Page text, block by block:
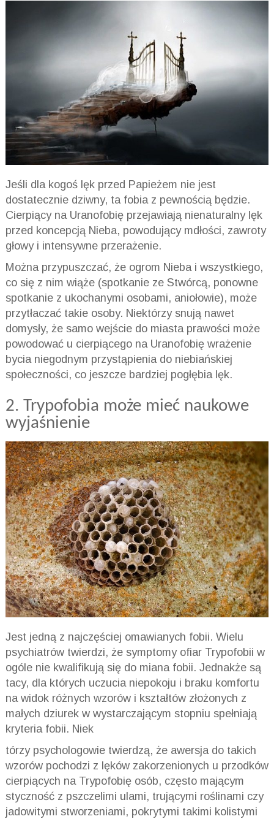
Jeśli dla kogoś lęk przed Papieżem nie jest
dostatecznie dziwny, ta fobia z pewnością będzie.
Cierpiący na Uranofobięprzejawiają nienaturalny lęk
przed koncepcją Nieba, powodujący mdłości, zawroty
głowy i intensywne przerażenie.
Można przypuszczać, że ogrom Nieba i wszystkiego,
co się z nim wiąże (spotkanie ze Stwórcą, ponowne
spotkanie z ukochanymi osobami, aniołowie), może
przytłaczać takie osoby. Niektórzy snują nawet
domysły, że samo wejście do miasta prawości może
powodować u cierpiącego na Uranofobięwrażenie
bycia niegodnym przystąpienia do niebiańskiej
społeczności, co jeszcze bardziej pogłębia lęk.
2. Trypofobia może mieć naukowe
wyjaśnienie
Jest jedną z najczęściej omawianych fobii. Wielu
psychiatrów twierdzi, że symptomy ofiar Trypofobii w
ogóle nie kwalifikują się do miana fobii. Jednakże są
tacy, dla których uczucia niepokoju i braku komfortu
na widok różnych wzorów i kształtów złożonych z
małych dziurek w wystarczającym stopniu spełniają
kryteria fobii. Niek
tórzy psychologowie twierdzą, że awersja do takich
wzorów pochodzi z lęków zakorzenionych u przodków
cierpiących na Trypofobięosób, często mającym
styczność z pszczelimi ulami, trującymi roślinami czy
jadowitymi stworzeniami, pokrytymi takimi kolistymi